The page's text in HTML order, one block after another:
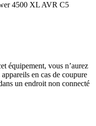
4500 XL AVR C5
équipement, vous n’aurez
en cas de coupure
un endroit non connecté